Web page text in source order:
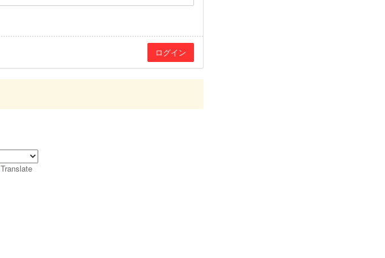
Translate